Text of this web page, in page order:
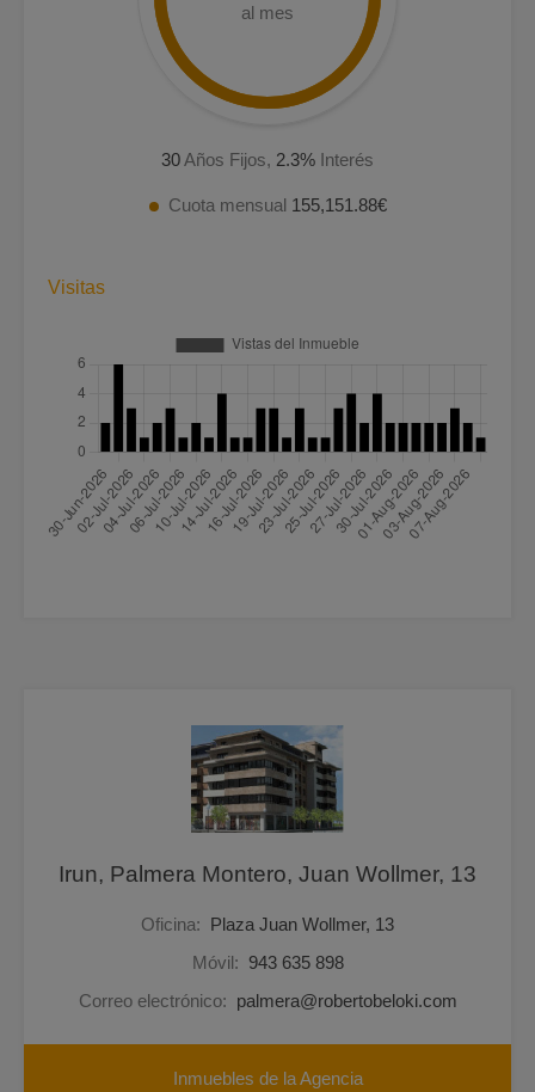
al mes
30Años Fijos, 2.3% Interés
Cuota mensual 155,151.88€
Visitas
Irun, Palmera Montero, Juan Wollmer, 13
Oficina: Plaza Juan Wollmer, 13
Móvil: 943 635 898
Correo electrónico: palmera@robertobeloki.com
Inmuebles de la Agencia